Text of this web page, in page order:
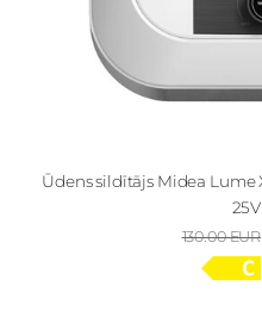
Ūdens sildītājs Midea Lume
130.00 EUR